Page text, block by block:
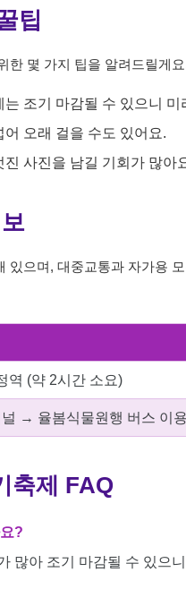
팁
한 몇 가지 팁을 알려드릴게
는 조기 마감될 수 있으니 미
어 오래 걸을 수도 있어요.
진 사진을 남길 기회가 많아
있으며, 대중교통과 자가용
역 (약 2시간 소요)
→ 율봄식물원행 버스 이용
축제 FAQ
?
많아 조기 마감될 수 있으